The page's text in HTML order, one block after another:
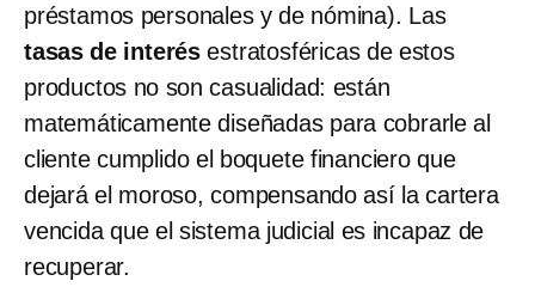
préstamos personales y de nómina). Las
tasas de interés estratosféricas de estos
productos no son casualidad: están
matemáticamente diseñadas para cobrarle al
cliente cumplido el boquete financiero que
dejará el moroso, compensando así la cartera
vencida que el sistema judicial es incapaz de
recuperar.